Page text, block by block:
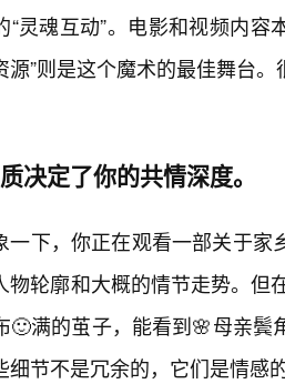
“灵魂互动”。电影和视频内
源”则是这个魔术的最佳舞台
决定了你的共情深度。
一下，你正在观看一部关于家
物轮廓和大概的情节走势。但
🙂满的茧子，能看到🌸母亲
细节不是冗余的，它们是情感